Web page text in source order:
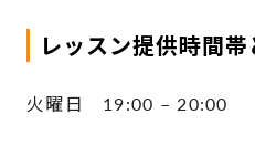
レッスン提供時間
火曜日 19:00 – 20:00